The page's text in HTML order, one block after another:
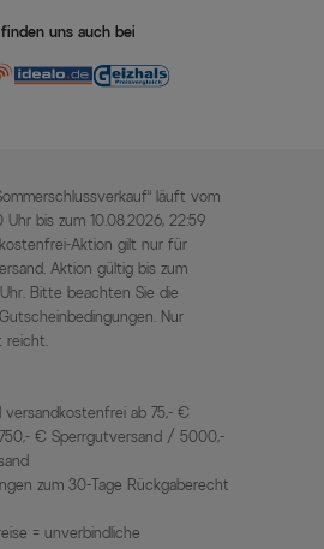
uns auch bei
läuft vom
bis zum 10.08.2026, 22:59
Aktion gilt nur für
Aktion gültig bis zum
Bitte beachten Sie die
Nur
reicht.
versandkostenfrei ab 75,- €
€ Sperrgutversand / 5000,-
zum 30-Tage Rückgaberecht
= unverbindliche